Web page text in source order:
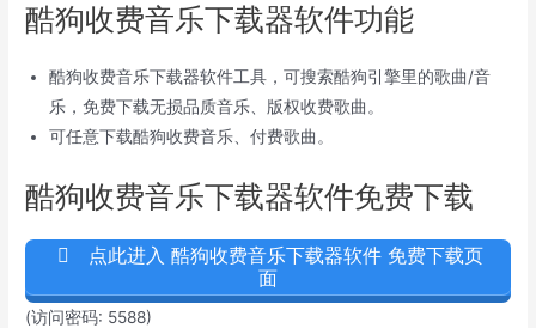
酷狗收费音乐下载器软件功能
酷狗收费音乐下载器软件工具，可搜索酷狗引擎里的歌曲/音
乐，免费下载无损品质音乐、版权收费歌曲。
可任意下载酷狗收费音乐、付费歌曲。
酷狗收费音乐下载器软件免费下载
点此进入 酷狗收费音乐下载器软件 免费下载页
面
(访问密码: 5588)